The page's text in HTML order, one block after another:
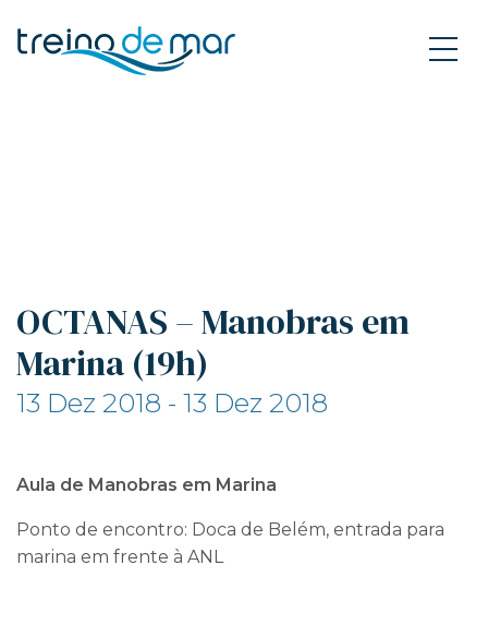
OCTANAS – Manobras em
Marina (19h)
13 Dez 2018 - 13 Dez 2018
Aula de Manobras em Marina
Ponto de encontro: Doca de Belém, entrada para
marina em frente à ANL